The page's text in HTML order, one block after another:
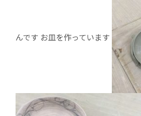
んです お皿を作っています